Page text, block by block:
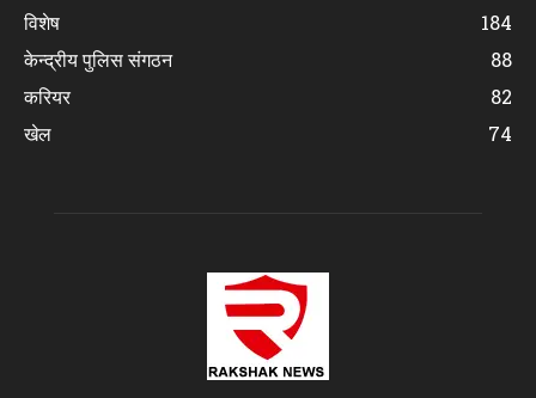
विशेष
184
केन्द्रीय पुलिस संगठन
88
करियर
82
खेल
74